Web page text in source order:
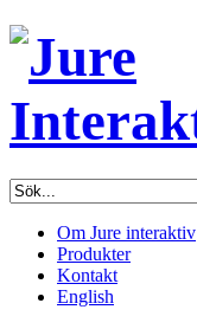
Om Jure interaktiv
Produkter
Kontakt
English